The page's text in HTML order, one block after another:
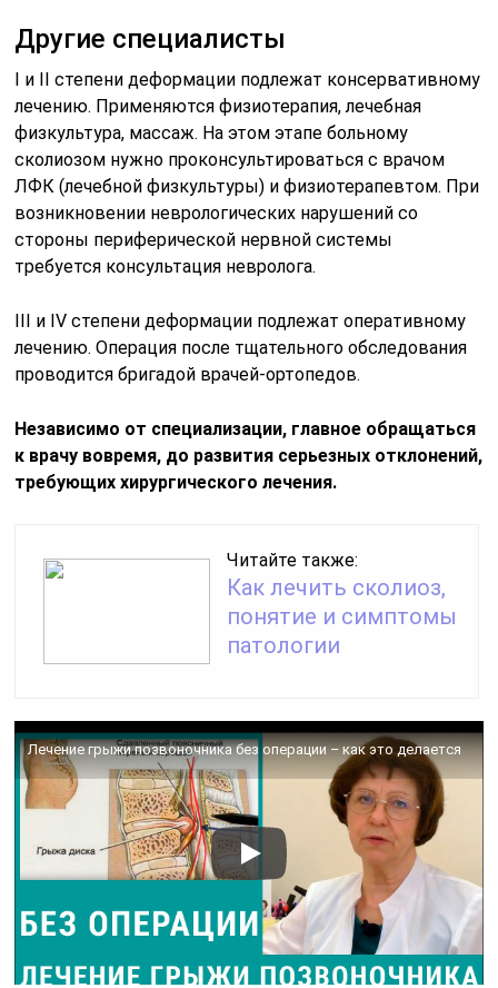
Другие специалисты
I и II степени деформации подлежат консервативному
лечению. Применяются физиотерапия, лечебная
физкультура, массаж. На этом этапе больному
сколиозом нужно проконсультироваться с врачом
ЛФК (лечебной физкультуры) и физиотерапевтом. При
возникновении неврологических нарушений со
стороны периферической нервной системы
требуется консультация невролога.
III и IV степени деформации подлежат оперативному
лечению. Операция после тщательного обследования
проводится бригадой врачей-ортопедов.
Независимо от специализации, главное обращаться
к врачу вовремя, до развития серьезных отклонений,
требующих хирургического лечения.
Читайте также:
Как лечить сколиоз,
понятие и симптомы
патологии
Лечение грыжи позвоночника без операции – как это делается